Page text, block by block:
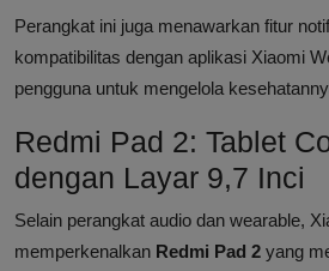
Perangkat ini juga menawarkan fitur
kompatibilitas dengan aplikasi Xiaomi
pengguna untuk mengelola
Redmi Pad 2: Tablet
dengan Layar 9,7 Inci
Selain perangkat audio dan wearable,
memperkenalkan Redmi Pad 2 yang